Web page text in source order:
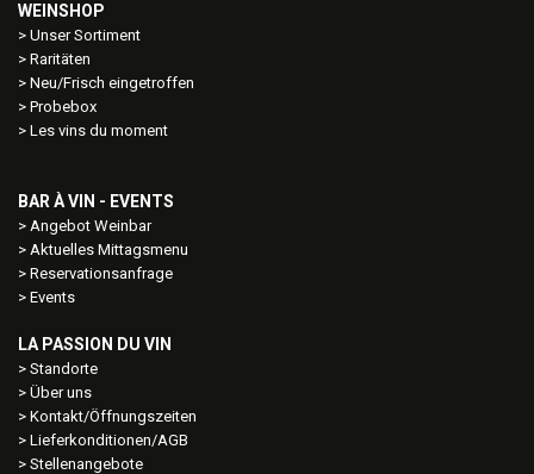
WEINSHOP
Unser Sortiment
Raritäten
Neu/Frisch eingetroffen
Probebox
Les vins du moment
BAR À VIN - EVENTS
Angebot Weinbar
Aktuelles Mittagsmenu
Reservationsanfrage
Events
LA PASSION DU VIN
Standorte
Über uns
Kontakt/Öffnungszeiten
Lieferkonditionen/AGB
Stellenangebote